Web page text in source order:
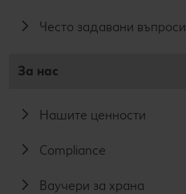
Често задавани въпроси
За нас
Нашите ценности
Compliance
Ваучери за храна